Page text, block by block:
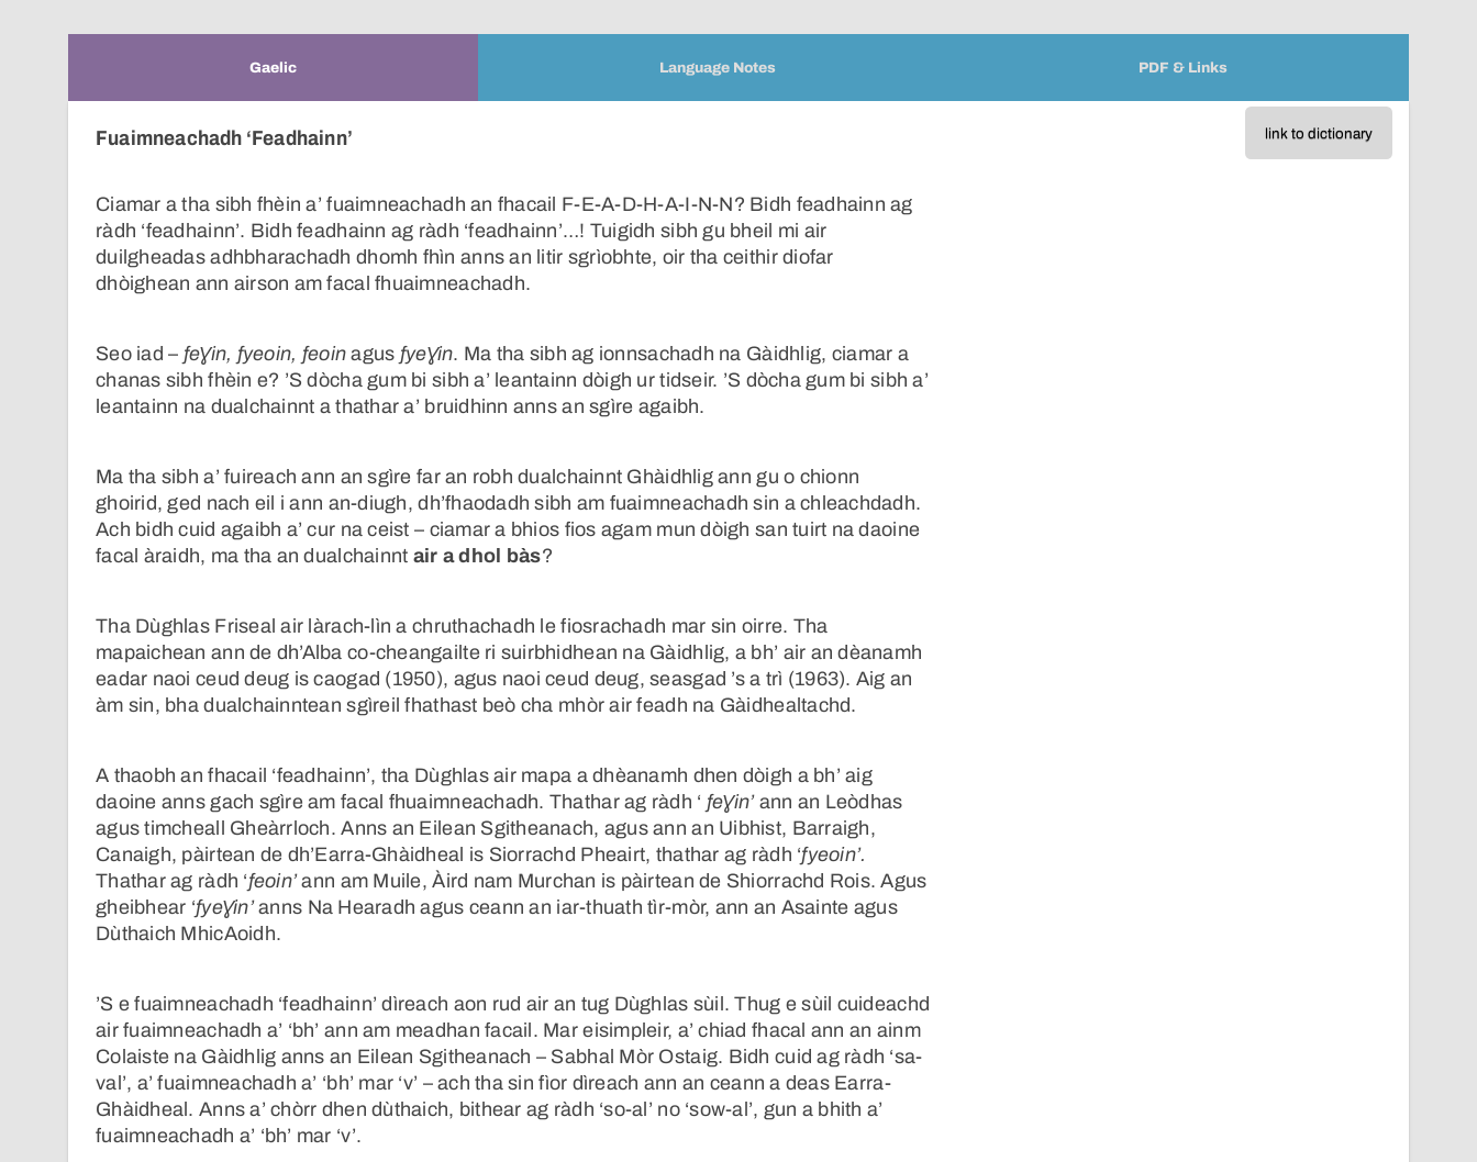
Gaelic Language Notes PDF & Links
link to dictionary
Fuaimneachadh ‘Feadhainn’
Ciamar a tha sibh fhèin a’ fuaimneachadh an fhacail F-E-A-D-H-A-I-N-N? Bidh feadhainn ag
ràdh ‘feadhainn’. Bidh feadhainn ag ràdh ‘feadhainn’…! Tuigidh sibh gu bheil mi air
duilgheadas adhbharachadh dhomh fhìn anns an litir sgrìobhte, oir tha ceithir diofar
dhòighean ann airson am facal fhuaimneachadh.
Seo iad – feƔin, fyeoin, feoin agus fyeƔin. Ma tha sibh ag ionnsachadh na Gàidhlig, ciamar a
chanas sibh fhèin e? ’S dòcha gum bi sibh a’ leantainn dòigh ur tidseir. ’S dòcha gum bi sibh a’
leantainn na dualchainnt a thathar a’ bruidhinn anns an sgìre agaibh.
Ma tha sibh a’ fuireach ann an sgìre far an robh dualchainnt Ghàidhlig ann gu o chionn
ghoirid, ged nach eil i ann an-diugh, dh’fhaodadh sibh am fuaimneachadh sin a chleachdadh.
Ach bidh cuid agaibh a’ cur na ceist – ciamar a bhios fios agam mun dòigh san tuirt na daoine
facal àraidh, ma tha an dualchainnt air a dhol bàs?
Tha Dùghlas Friseal air làrach-lìn a chruthachadh le fiosrachadh mar sin oirre. Tha
mapaichean ann de dh’Alba co-cheangailte ri suirbhidhean na Gàidhlig, a bh’ air an dèanamh
eadar naoi ceud deug is caogad (1950), agus naoi ceud deug, seasgad ’s a trì (1963). Aig an
àm sin, bha dualchainntean sgìreil fhathast beò cha mhòr air feadh na Gàidhealtachd.
A thaobh an fhacail ‘feadhainn’, tha Dùghlas air mapa a dhèanamh dhen dòigh a bh’ aig
daoine anns gach sgìre am facal fhuaimneachadh. Thathar ag ràdh ‘ feƔin’ ann an Leòdhas
agus timcheall Gheàrrloch. Anns an Eilean Sgitheanach, agus ann an Uibhist, Barraigh,
Canaigh, pàirtean de dh’Earra-Ghàidheal is Siorrachd Pheairt, thathar ag ràdh ‘fyeoin’.
Thathar ag ràdh ‘feoin’ann am Muile, Àird nam Murchan is pàirtean de Shiorrachd Rois. Agus
gheibhear ‘fyeƔin’anns Na Hearadh agus ceann an iar-thuath tìr-mòr, ann an Asainte agus
Dùthaich MhicAoidh.
’S e fuaimneachadh ‘feadhainn’ dìreach aon rud air an tug Dùghlas sùil. Thug e sùil cuideachd
air fuaimneachadh a’ ‘bh’ ann am meadhan facail. Mar eisimpleir, a’ chiad fhacal ann an ainm
Colaiste na Gàidhlig anns an Eilean Sgitheanach – Sabhal Mòr Ostaig. Bidh cuid ag ràdh ‘sa-
val’, a’ fuaimneachadh a’ ‘bh’ mar ‘v’ – ach tha sin fìor dìreach ann an ceann a deas Earra-
Ghàidheal. Anns a’ chòrr dhen dùthaich, bithear ag ràdh ‘so-al’ no ‘sow-al’, gun a bhith a’
fuaimneachadh a’ ‘bh’ mar ‘v’.